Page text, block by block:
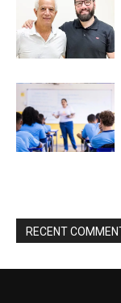
RECENT